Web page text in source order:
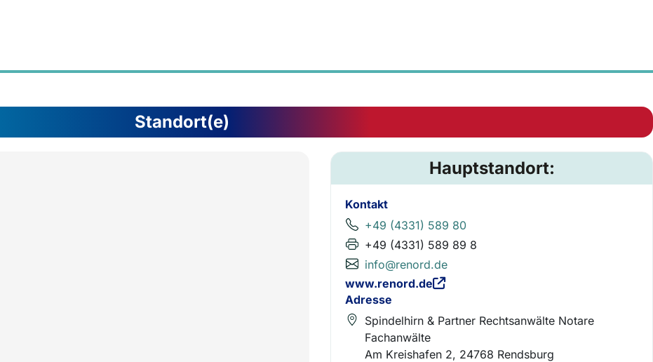
Standort(e)
Hauptstandort:
Kontakt
+49 (4331) 589 80
+49 (4331) 589 89 8
info@renord.de
www.renord.de
Adresse
Spindelhirn & Partner Rechtsanwälte Notare
Fachanwälte
Am Kreishafen 2, 24768 Rendsburg